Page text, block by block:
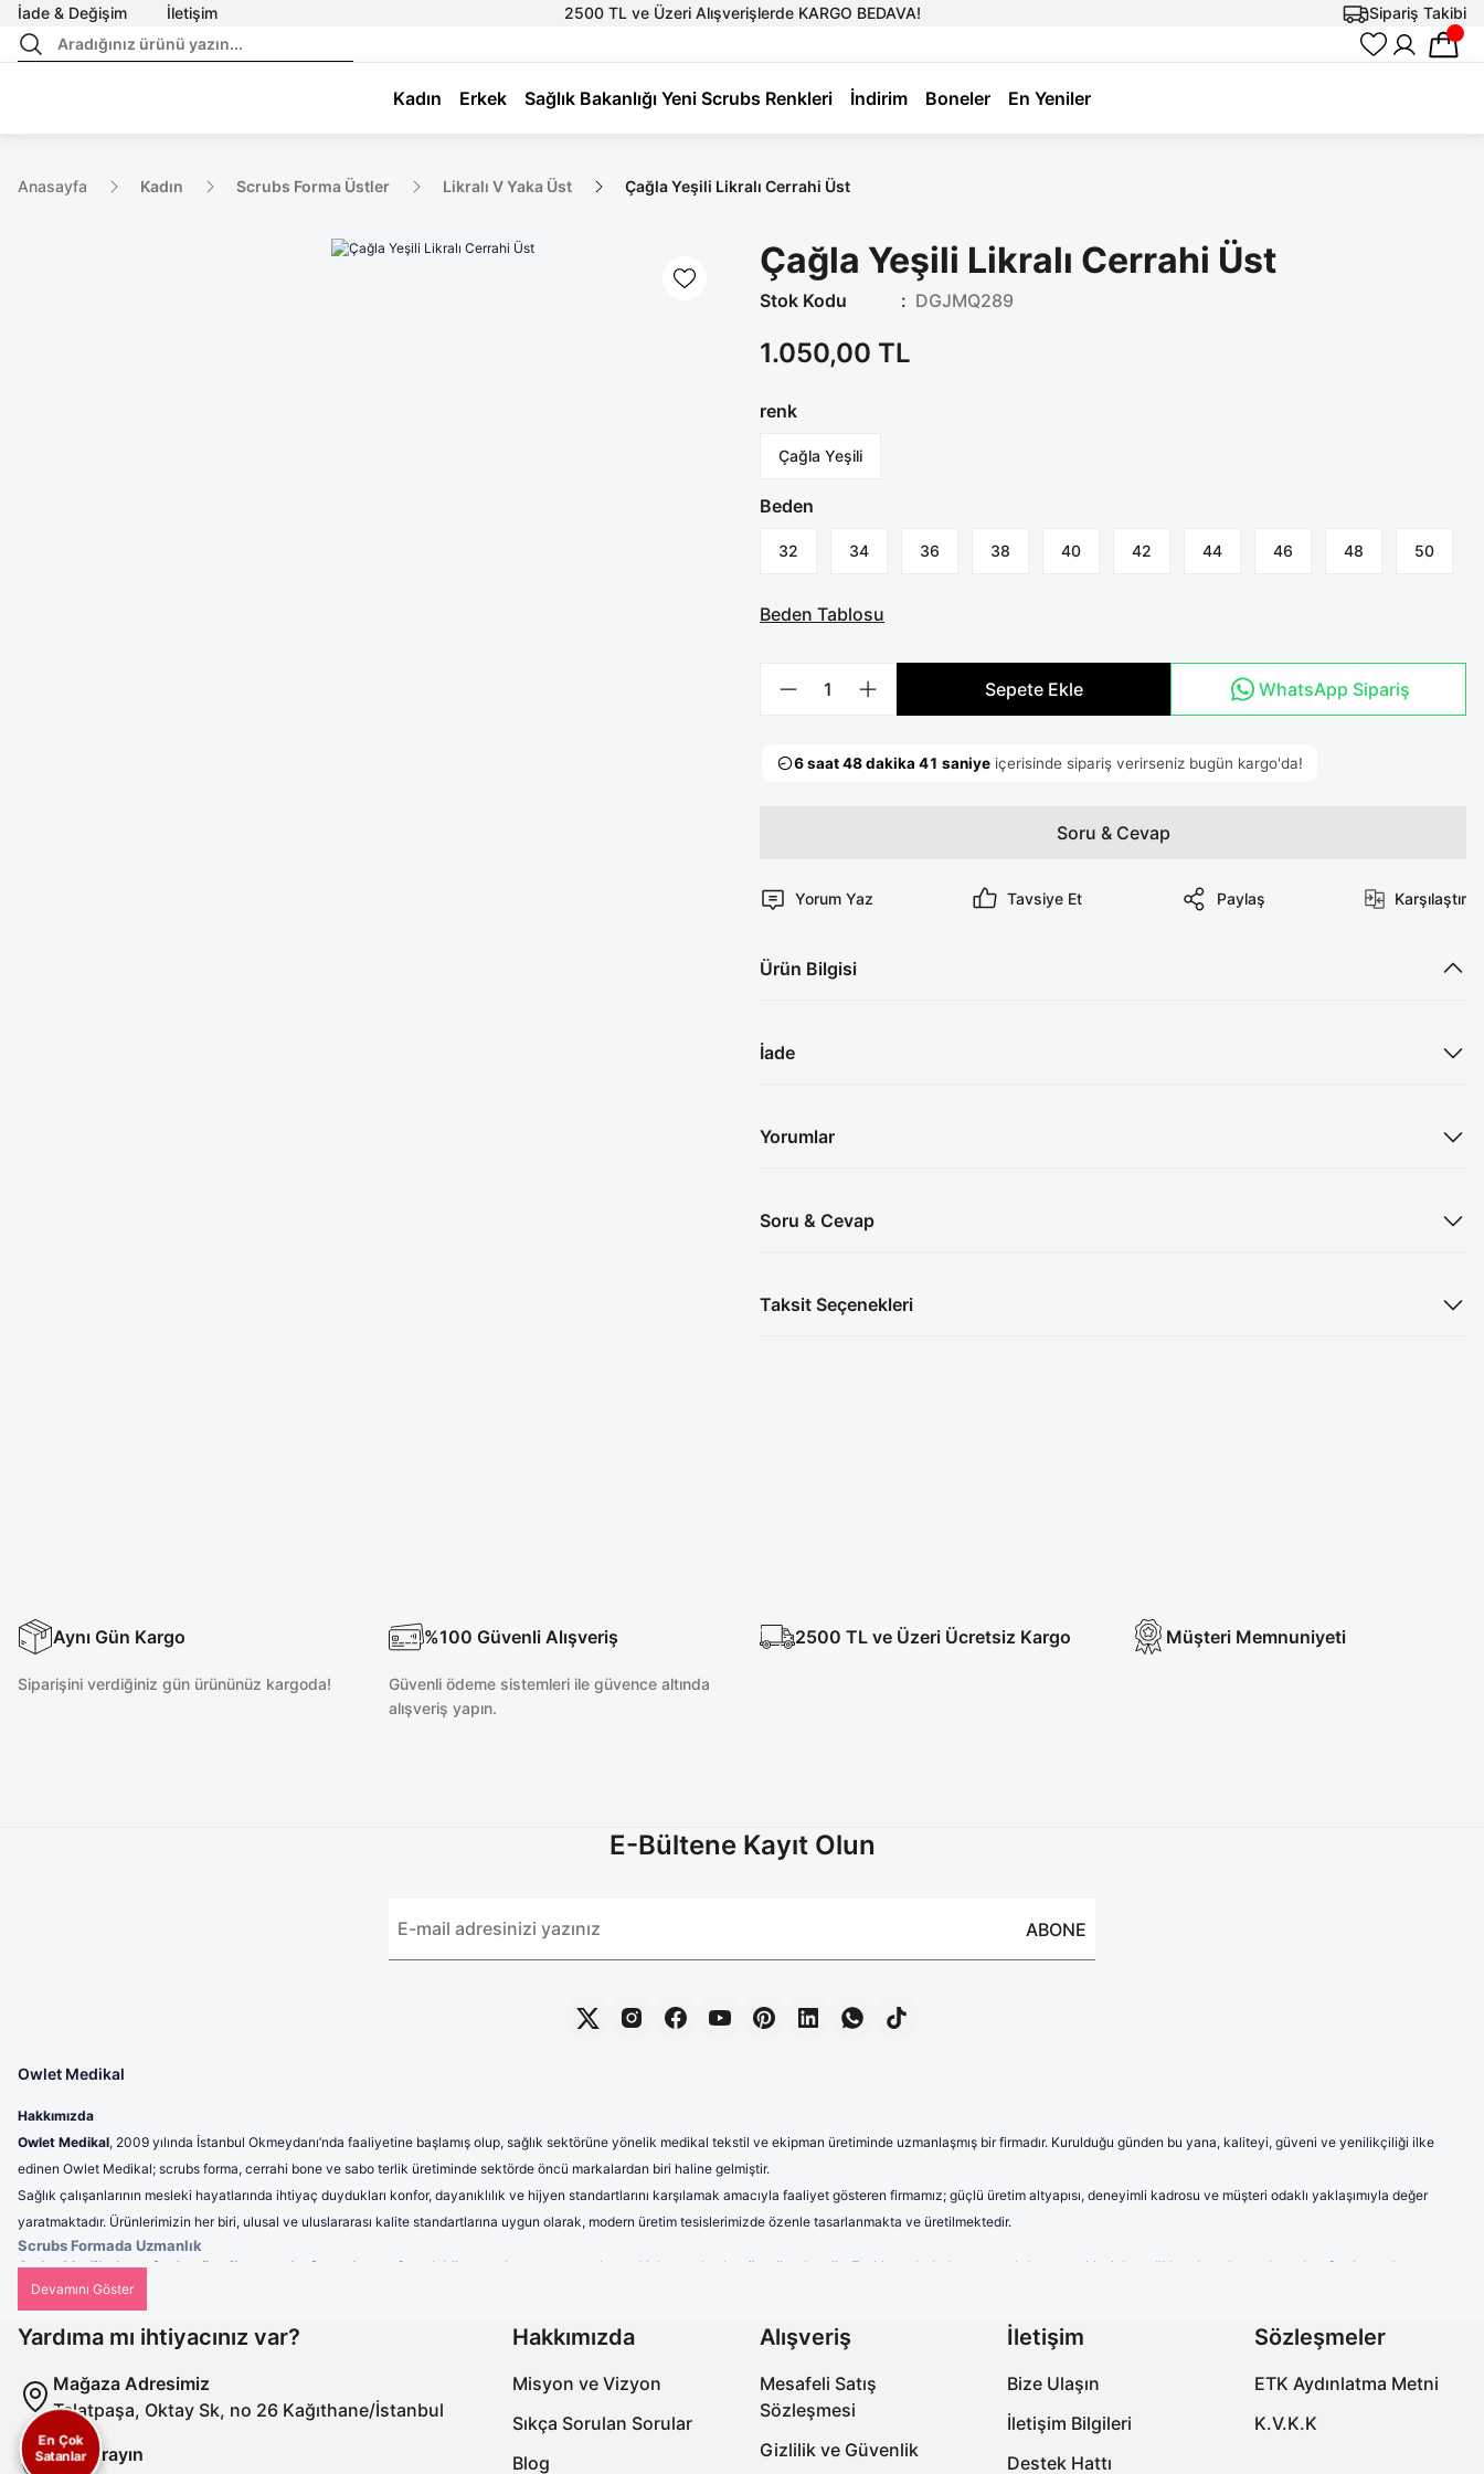
İade & Değişim İletişim 2500 TL ve Üzeri Alışverişlerde KARGO BEDAVA! Sipariş Takibi
Kadın Erkek Sağlık Bakanlığı Yeni Scrubs Renkleri İndirim Boneler En Yeniler
Anasayfa Kadın Scrubs Forma Üstler Likralı V Yaka Üst Çağla Yeşili Likralı Cerrahi Üst
Çağla Yeşili Likralı Cerrahi Üst
Stok Kodu DGJMQ289
1.050,00 TL
renk
Çağla Yeşili
Beden
32 34 36 38 40 42 44 46 48 50
Beden Tablosu
Sepete Ekle WhatsApp Sipariş
Soru & Cevap
Yorum Yaz Tavsiye Et Paylaş Karşılaştır
Ürün Bilgisi
İade
Yorumlar
Soru & Cevap
Taksit Seçenekleri
Aynı Gün Kargo
Siparişini verdiğiniz gün ürününüz kargoda!
%100 Güvenli Alışveriş
Güvenli ödeme sistemleri ile güvence altında
alışveriş yapın.
2500 TL ve Üzeri Ücretsiz Kargo Müşteri Memnuniyeti
E-Bültene Kayıt Olun
ABONE
Owlet Medikal
Hakkımızda
Owlet Medikal, 2009 yılında İstanbul Okmeydanı’nda faaliyetine başlamış olup, sağlık sektörüne yönelik medikal tekstil ve ekipman üretiminde uzmanlaşmış bir firmadır. Kurulduğu günden bu yana, kaliteyi, güveni ve yenilikçiliği ilke
edinen Owlet Medikal; scrubs forma, cerrahi bone ve sabo terlik üretiminde sektörde öncü markalardan biri haline gelmiştir.
Sağlık çalışanlarının mesleki hayatlarında ihtiyaç duydukları konfor, dayanıklılık ve hijyen standartlarını karşılamak amacıyla faaliyet gösteren firmamız; güçlü üretim altyapısı, deneyimli kadrosu ve müşteri odaklı yaklaşımıyla değer
yaratmaktadır. Ürünlerimizin her biri, ulusal ve uluslararası kalite standartlarına uygun olarak, modern üretim tesislerimizde özenle tasarlanmakta ve üretilmektedir.
Scrubs Formada Uzmanlık
Owlet Medikal tarafından üretilen scrubs formalar
; nefes alabilen, terletmeyen ve dayanıklı kumaşlardan üretilmektedir. Farklı renk, kalıp ve model seçenekleriyle sağlık çalışanlarına hem konfor hem de
profesyonel bir görünüm sunulmaktadır. Ergonomik tasarımı sayesinde uzun saatler boyunca rahat kullanım sağlayan formalarımız, aynı zamanda modern ve şık çizgileriyle sektörde fark yaratmaktadır.
Cerrahi Bonelerde Hijyen ve Rahatlık
Hijyenin en kritik unsurlardan biri olduğu sağlık sektöründe, cerrahi bonelerimiz yüksek kalite standartları gözetilerek üretilmektedir. Nefes alabilen ve ter emici kumaşlardan imal edilen ürünlerimiz, uzun süreli
kullanımlarda dahi maksimum konfor sunar. Tek renk seçeneklerinin yanı sıra, farklı desen ve tasarımlarla çeşitlendirilen cerrahi boneler, sağlık çalışanlarının kişisel tercihlerine de hitap etmektedir.
Uzun saatler boyunca ayakta çalışan sağlık personeli için ürettiğimiz sabo terlikler, ergonomik tasarımları, ortopedik taban yapıları ve kaymaz özellikleriyle öne çıkmaktadır. Ayak sağlığını koruyan, yorgunluğu
azaltan ve dayanıklılığıyla uzun ömürlü kullanım sağlayan sabo terliklerimiz, işlevselliğin yanı sıra estetik açıdan da beklentileri karşılamaktadır.
Misyonumuz
Owlet Medikal’in misyonu; sağlık çalışanlarının ihtiyaçlarına uygun, yüksek kaliteli ve güvenilir ürünler üreterek, onların meslek hayatlarında konforlu ve güvenli bir deneyim yaşamalarını sağlamaktır. Üretimin her
Yardıma mı ihtiyacınız var?
Mağaza Adresimiz
Talatpaşa, Oktay Sk, no 26 Kağıthane/İstanbul
Bizi Arayın
Hakkımızda
Misyon ve Vizyon
Sıkça Sorulan Sorular
Blog
Alışveriş
Mesafeli Satış
Sözleşmesi
Gizlilik ve Güvenlik
İletişim
Bize Ulaşın
İletişim Bilgileri
Destek Hattı
Sözleşmeler
ETK Aydınlatma Metni
K.V.K.K
En Çok
Satanlar